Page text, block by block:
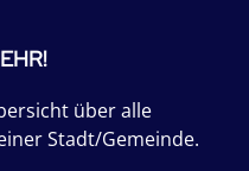
über alle
Stadt/Gemeinde.